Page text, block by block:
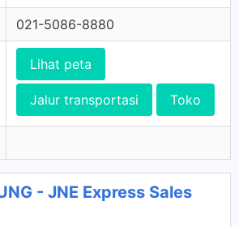
021-5086-8880
Lihat peta
Jalur transportasi Toko
- JNE Express Sales